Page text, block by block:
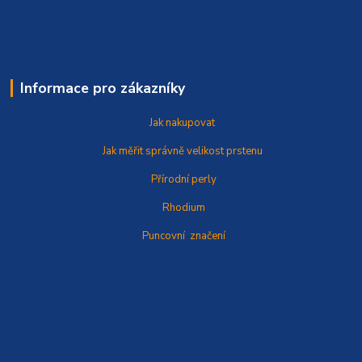
Informace pro zákazníky
Jak nakupovat
Jak měřit správněvelikost prstenu
Přírodní perly
Rhodium
Puncovní značení